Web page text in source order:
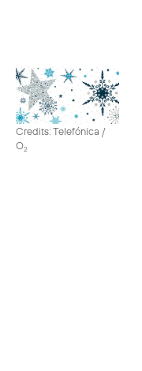
Credits: Telefónica /
O2